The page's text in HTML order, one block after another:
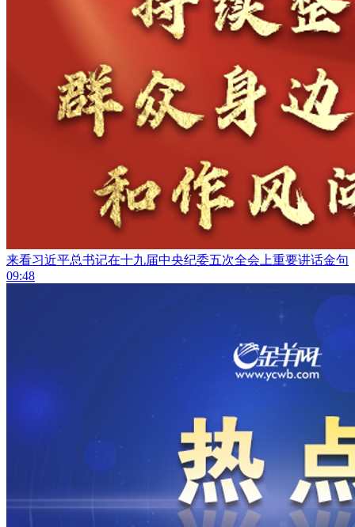
来看习近平总书记在十九届中央纪委五次全会上重要讲话金句
09:48